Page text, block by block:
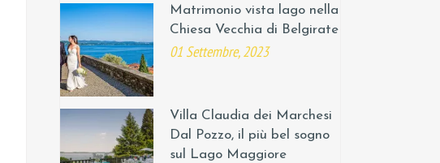
Matrimonio vista lago nella
Chiesa Vecchia di Belgirate
01 Settembre, 2023
Villa Claudia dei Marchesi
Dal Pozzo, il più bel sogno
sul Lago Maggiore